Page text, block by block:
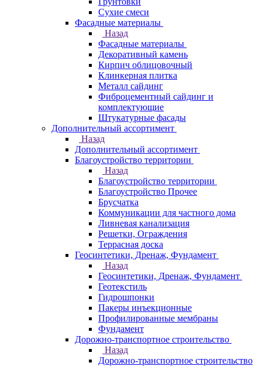
Сухие смеси
Фасадные материалы
Назад
Фасадные материалы
Декоративный камень
Кирпич облицовочный
Клинкерная плитка
Металл сайдинг
Фиброцементный сайдинг и
комплектующие
Штукатурные фасады
Дополнительный ассортимент
Назад
Дополнительный ассортимент
Благоустройство территории
Назад
Благоустройство территории
Благоустройство Прочее
Брусчатка
Коммуникации для частного дома
Ливневая канализация
Решетки, Ограждения
Террасная доска
Геосинтетики, Дренаж, Фундамент
Назад
Геосинтетики, Дренаж, Фундамент
Геотекстиль
Гидрошпонки
Пакеры инъекционные
Профилированные мембраны
Фундамент
Дорожно-транспортное строительство
Назад
Дорожно-транспортное строительство